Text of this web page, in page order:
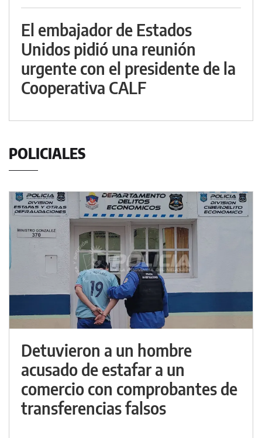
El embajador de Estados
Unidos pidió una reunión
urgente con el presidente de la
Cooperativa CALF
POLICIALES
Detuvieron a un hombre
acusado de estafar a un
comercio con comprobantes de
transferencias falsos